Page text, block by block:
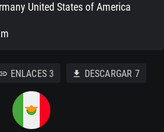
United States of America
ENLACES 3 download DESCARGAR 7